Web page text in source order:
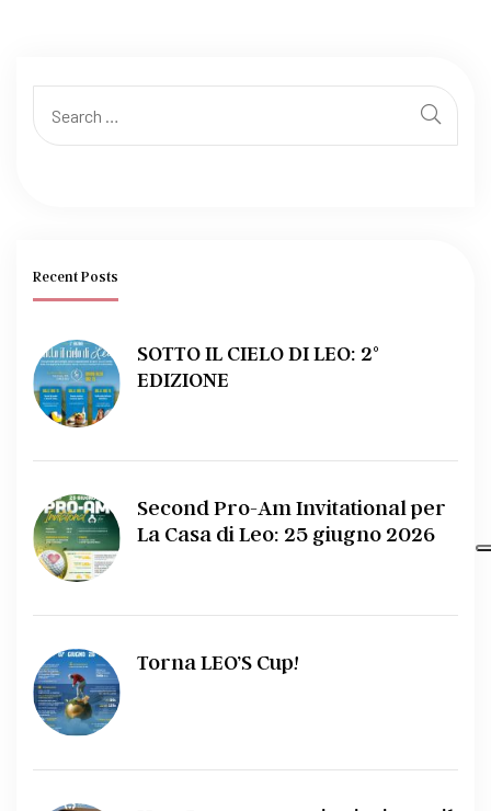
Recent Posts
SOTTO IL CIELO DI LEO: 2°
EDIZIONE
Second Pro-Am Invitational per
La Casa di Leo: 25 giugno 2026
Torna LEO’S Cup!